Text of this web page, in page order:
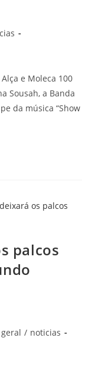
e Moleca 100
Sousah, a Banda
da música “Show
palcos
geral / noticias